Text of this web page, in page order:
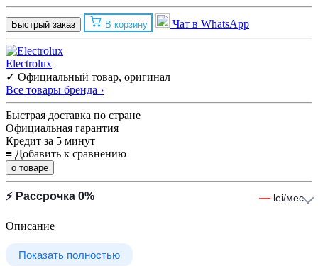
Быстрый заказ В корзину Чат в WhatsApp
Electrolux
✓ Официальный товар, оригинал
Все товары бренда ›
Быстрая доставка по стране
Официальная гарантия
Кредит за 5 минут
≡ Добавить к сравнению
о товаре
⚡ Рассрочка 0% — lei/мес
Описание
Показать полностью